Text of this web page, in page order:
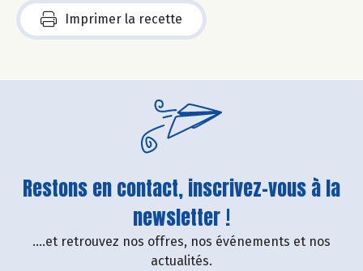
Imprimer la recette
Restons en contact, inscrivez-vous à la
newsletter !
....et retrouvez nos offres, nos événements et nos
actualités.